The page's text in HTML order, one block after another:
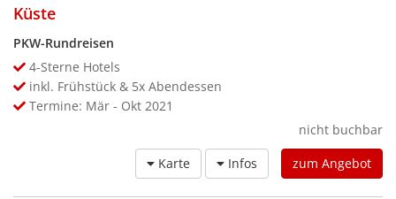
Küste
PKW-Rundreisen
4-Sterne Hotels
inkl. Frühstück & 5x Abendessen
Termine: Mär - Okt 2021
nicht buchbar
Karte
Infos zum Angebot